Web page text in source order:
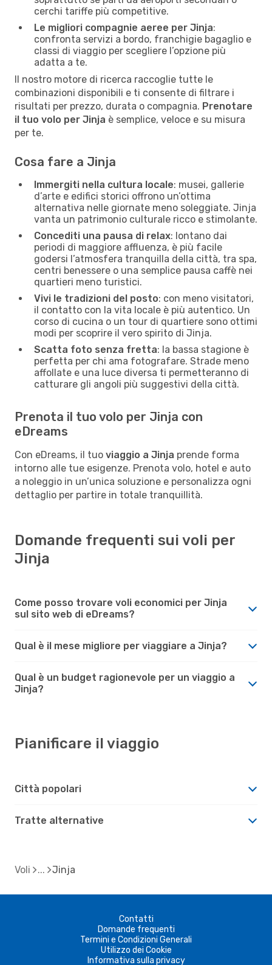
cerchi tariffe più competitive.
Le migliori compagnie aeree per Jinja:
confronta servizi a bordo, franchigie bagaglio e
classi di viaggio per scegliere l’opzione più
adatta a te.
Il nostro motore di ricerca raccoglie tutte le
combinazioni disponibili e ti consente di filtrare i
risultati per prezzo, durata o compagnia. Prenotare
il tuo volo per Jinja è semplice, veloce e su misura
per te.
Cosa fare a Jinja
Immergiti nella cultura locale: musei, gallerie
d’arte e edifici storici offrono un’ottima
alternativa nelle giornate meno soleggiate. Jinja
vanta un patrimonio culturale ricco e stimolante.
Concediti una pausa di relax: lontano dai
periodi di maggiore affluenza, è più facile
godersi l’atmosfera tranquilla della città, tra spa,
centri benessere o una semplice pausa caffè nei
quartieri meno turistici.
Vivi le tradizioni del posto: con meno visitatori,
il contatto con la vita locale è più autentico. Un
corso di cucina o un tour di quartiere sono ottimi
modi per scoprire il vero spirito di Jinja.
Scatta foto senza fretta: la bassa stagione è
perfetta per chi ama fotografare. Strade meno
affollate e una luce diversa ti permetteranno di
catturare gli angoli più suggestivi della città.
Prenota il tuo volo per Jinja con
eDreams
Con eDreams, il tuo viaggio a Jinja prende forma
intorno alle tue esigenze. Prenota volo, hotel e auto
a noleggio in un’unica soluzione e personalizza ogni
dettaglio per partire in totale tranquillità.
Domande frequenti sui voli per
Jinja
Come posso trovare voli economici per Jinja
sul sito web di eDreams?
Qual è il mese migliore per viaggiare a Jinja?
Qual è un budget ragionevole per un viaggio a
Jinja?
Pianificare il viaggio
Città popolari
Tratte alternative
Voli Jinja
Contatti
Domande frequenti
Termini e Condizioni Generali
Utilizzo dei Cookie
Informativa sulla privacy